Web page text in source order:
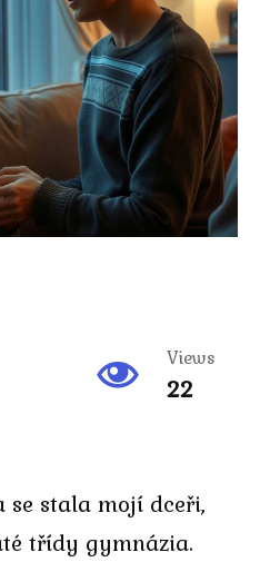
Views
22
se stala mojí dceři,
třídy gymnázia.